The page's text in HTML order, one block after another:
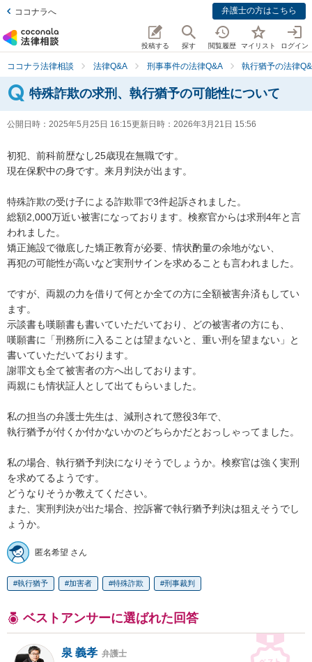
ココナラへ 弁護士の方はこちら
投稿する 探す 閲覧履歴 マイリスト ログイン
ココナラ法律相談 法律Q&A 刑事事件の法律Q&A 執行猶予の法律
特殊詐欺の求刑、執行猶予の可能性について
公開日時： 2025年5月25日 16:15更新日時： 2026年3月21日 15:56
初犯、前科前歴なし25歳現在無職です。
現在保釈中の身です。来月判決が出ます。
特殊詐欺の受け子による詐欺罪で3件起訴されました。
総額2,000万近い被害になっております。検察官からは求刑4年と言
われました。
矯正施設で徹底した矯正教育が必要、情状酌量の余地がない、
再犯の可能性が高いなど実刑サインを求めることも言われました。
ですが、両親の力を借りて何とか全ての方に全額被害弁済もしてい
ます。
示談書も嘆願書も書いていただいており、どの被害者の方にも、
嘆願書に「刑務所に入ることは望まないと、重い刑を望まない」と
書いていただいております。
謝罪文も全て被害者の方へ出しております。
両親にも情状証人として出てもらいました。
私の担当の弁護士先生は、減刑されて懲役3年で、
執行猶予が付くか付かないかのどちらかだとおっしゃってました。
私の場合、執行猶予判決になりそうでしょうか。検察官は強く実刑
を求めてるようです。
どうなりそうか教えてください。
また、実刑判決が出た場合、控訴審で執行猶予判決は狙えそうでし
ょうか。
匿名希望 さん
執行猶予 加害者 特殊詐欺 刑事裁判
ベストアンサーに選ばれた回答
泉 義孝 弁護士